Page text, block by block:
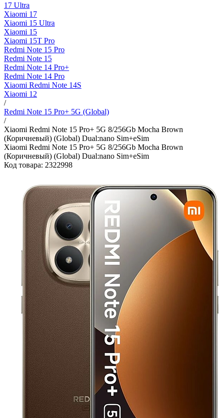
17 Ultra
Xiaomi 17
Xiaomi 15 Ultra
Xiaomi 15
Xiaomi 15T Pro
Redmi Note 15 Pro
Redmi Note 15
Redmi Note 14 Pro+
Redmi Note 14 Pro
Xiaomi Redmi Note 14S
Xiaomi 12
/
Redmi Note 15 Pro+ 5G (Global)
/
Xiaomi Redmi Note 15 Pro+ 5G 8/256Gb Mocha Brown
(Коричневый) (Global) Dual:nano Sim+eSim
Xiaomi Redmi Note 15 Pro+ 5G 8/256Gb Mocha Brown
(Коричневый) (Global) Dual:nano Sim+eSim
Код товара: 2322998